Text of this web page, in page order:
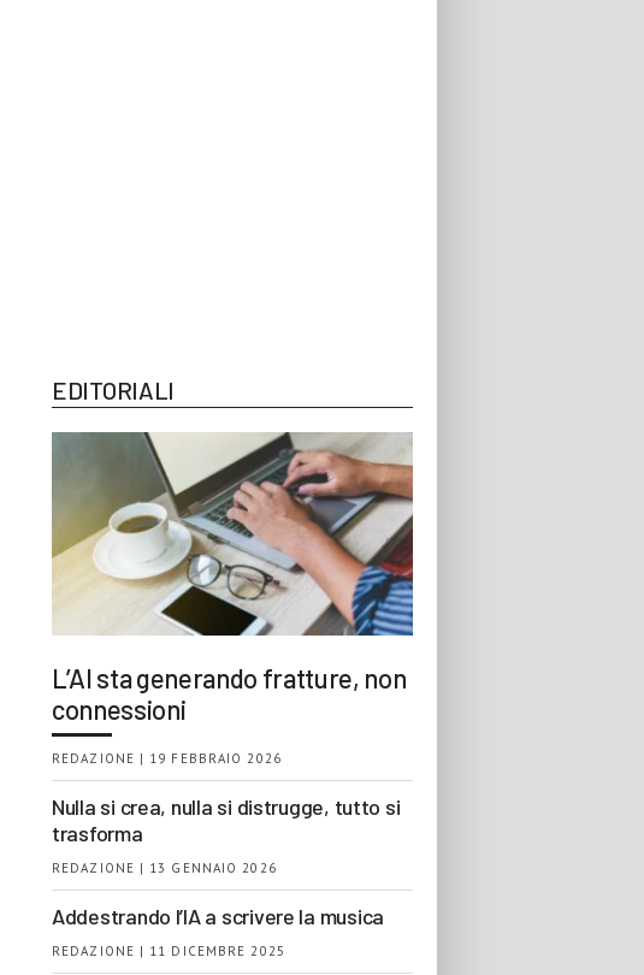
EDITORIALI
L’AI sta generando fratture, non
connessioni
REDAZIONE | 19 FEBBRAIO 2026
Nulla si crea, nulla si distrugge, tutto si
trasforma
REDAZIONE | 13 GENNAIO 2026
Addestrando l’IA a scrivere la musica
REDAZIONE | 11 DICEMBRE 2025